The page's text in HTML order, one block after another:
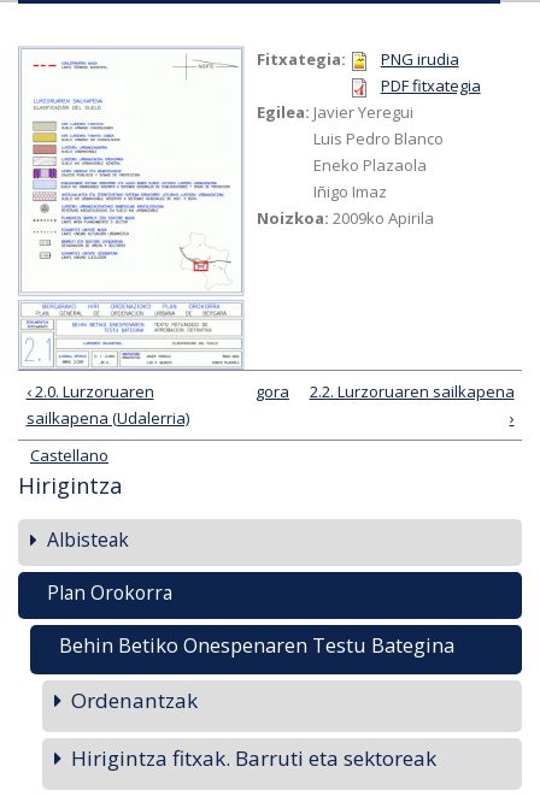
Fitxategia:
PNG irudia
PDF fitxategia
Egilea: Javier Yeregui
Luis Pedro Blanco
Eneko Plazaola
Iñigo Imaz
Noizkoa:2009ko Apirila
‹ 2.0. Lurzoruaren
sailkapena (Udalerria)
gora
2.2. Lurzoruaren sailkapena
›
Castellano
Hirigintza
Albisteak
Plan Orokorra
Behin Betiko Onespenaren Testu Bategina
Ordenantzak
Hirigintza fitxak. Barruti eta sektoreak